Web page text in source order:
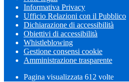
Informativa Privacy
Ufficio Relazioni con il Pubblico
Dichiarazione di accessibilità
Obiettivi di accessibilità
Whistleblowing
Gestione consensi cookie
Amministrazione trasparente
Pagina visualizzata 612 volte